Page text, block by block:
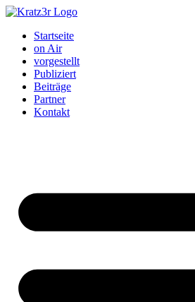
Startseite
on Air
vorgestellt
Publiziert
Beiträge
Partner
Kontakt